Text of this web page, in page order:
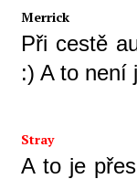
Merrick
Při cestě
:) A to není
Stray
A to je